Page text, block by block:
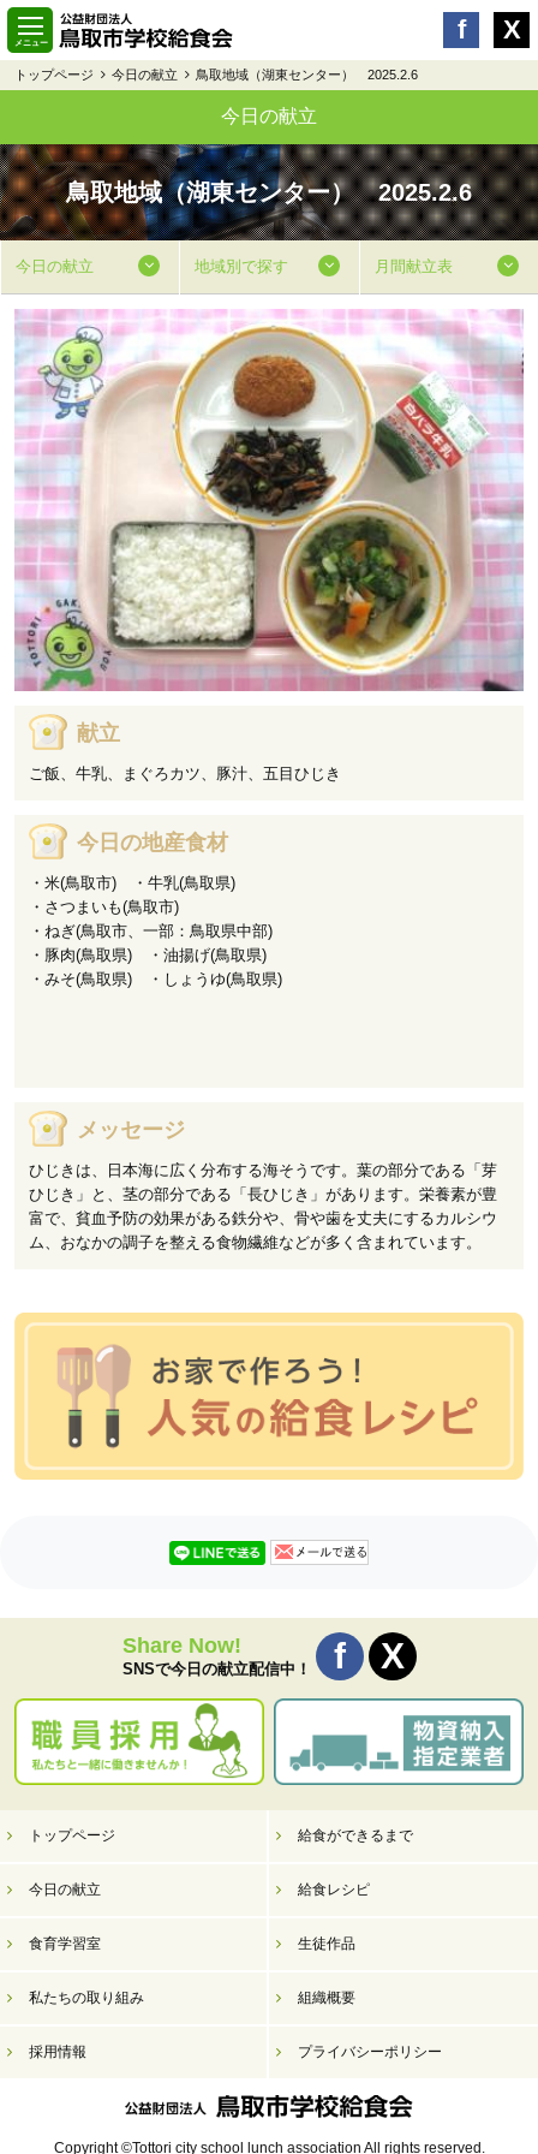
トップページ 今日の献立 鳥取地域（湖東センター） 2025.2.6
今日の献立
鳥取地域（湖東センター） 2025.2.6
今日の献立 地域別で探す 月間献立表
献立
ご飯、牛乳、まぐろカツ、豚汁、五目ひじき
今日の地産食材
・米(鳥取市) ・牛乳(鳥取県)
・さつまいも(鳥取市)
・ねぎ(鳥取市、一部：鳥取県中部)
・豚肉(鳥取県) ・油揚げ(鳥取県)
・みそ(鳥取県) ・しょうゆ(鳥取県)
メッセージ
ひじきは、日本海に広く分布する海そうです。葉の部分である「芽
ひじき」と、茎の部分である「長ひじき」があります。栄養素が豊
富で、貧血予防の効果がある鉄分や、骨や歯を丈夫にするカルシウ
ム、おなかの調子を整える食物繊維などが多く含まれています。
Share Now!
SNSで今日の献立配信中！
トップページ 給食ができるまで
今日の献立 給食レシピ
食育学習室 生徒作品
私たちの取り組み 組織概要
採用情報 プライバシーポリシー
Copyright ©Tottori city school lunch association All rights reserved.